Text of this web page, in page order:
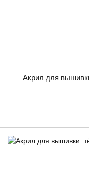
Акрил для